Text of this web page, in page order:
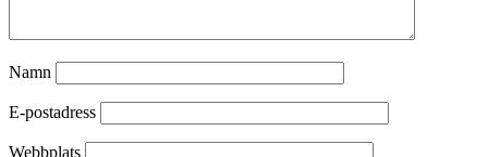
Namn
E-postadress
Webbplats